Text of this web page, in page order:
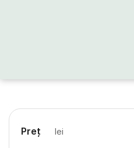
Preț lei